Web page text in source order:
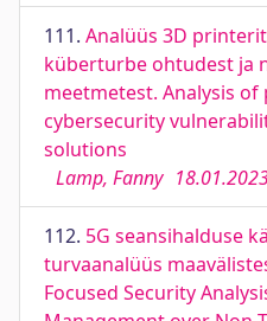
111. Analüüs 3D
küberturbe ohtudest ja
meetmetest. Analysis
cybersecurity
solutions
Lamp, Fanny
112. 5G seansihalduse
turvaanalüüs
Focused Security